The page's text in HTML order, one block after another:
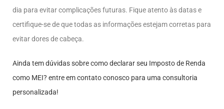
dia para evitar complicações futuras. Fique atento às datas e
certifique-se de que todas as informações estejam corretas para
evitar dores de cabeça.
Ainda tem dúvidas sobre como declarar seu Imposto de Renda
como MEI? entre em contato conosco para uma consultoria
personalizada!